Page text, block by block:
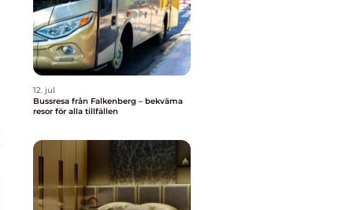
12. jul
Bussresa från Falkenberg – bekväma
resor för alla tillfällen